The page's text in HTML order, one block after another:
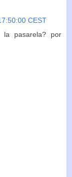
CEST
la pasarela? por